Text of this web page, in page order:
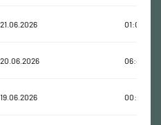
21.06.2026 01:00:01
20.06.2026 06:43:13
19.06.2026 00:46:17